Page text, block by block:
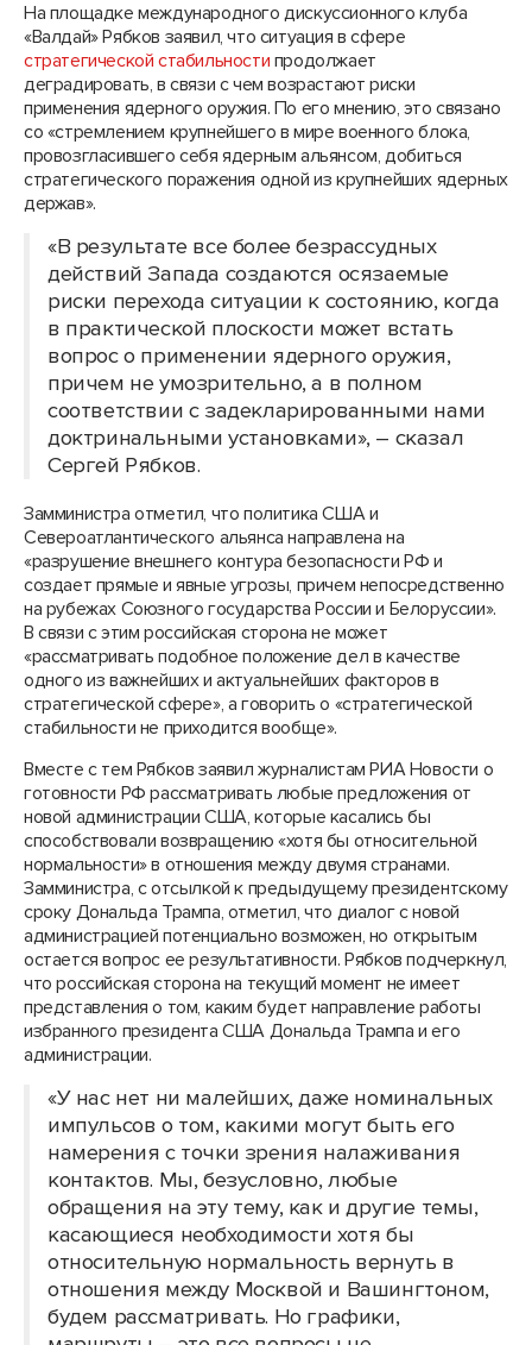
На площадке международного дискуссионного клуба
«Валдай» Рябков заявил, что ситуация в сфере
стратегической стабильности продолжает
деградировать, в связи с чем возрастают риски
применения ядерного оружия. По его мнению, это связано
со «стремлением крупнейшего в мире военного блока,
провозгласившего себя ядерным альянсом, добиться
стратегического поражения одной из крупнейших ядерных
держав».
«В результате все более безрассудных
действий Запада создаются осязаемые
риски перехода ситуации к состоянию, когда
в практической плоскости может встать
вопрос о применении ядерного оружия,
причем не умозрительно, а в полном
соответствии с задекларированными нами
доктринальными установками», – сказал
Сергей Рябков.
Замминистра отметил, что политика США и
Североатлантического альянса направлена на
«разрушение внешнего контура безопасности РФ и
создает прямые и явные угрозы, причем непосредственно
на рубежах Союзного государства России и Белоруссии».
В связи с этим российская сторона не может
«рассматривать подобное положение дел в качестве
одного из важнейших и актуальнейших факторов в
стратегической сфере», а говорить о «стратегической
стабильности не приходится вообще».
Вместе с тем Рябков заявил журналистам РИА Новости о
готовности РФ рассматривать любые предложения от
новой администрации США, которые касались бы
способствовали возвращению «хотя бы относительной
нормальности» в отношения между двумя странами.
Замминистра, с отсылкой к предыдущему президентскому
сроку Дональда Трампа, отметил, что диалог с новой
администрацией потенциально возможен, но открытым
остается вопрос ее результативности. Рябков подчеркнул,
что российская сторона на текущий момент не имеет
представления о том, каким будет направление работы
избранного президента США Дональда Трампа и его
администрации.
«У нас нет ни малейших, даже номинальных
импульсов о том, какими могут быть его
намерения с точки зрения налаживания
контактов. Мы, безусловно, любые
обращения на эту тему, как и другие темы,
касающиеся необходимости хотя бы
относительную нормальность вернуть в
отношения между Москвой и Вашингтоном,
будем рассматривать. Но графики,